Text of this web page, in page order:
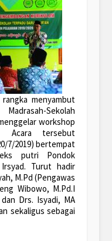
menyambut
Sekolah
workshop
Acara tersebut
7/2019) bertempat
putri Pondok
Turut hadir
M.Pd (Pengawas
Wibowo, M.Pd.I
Drs. Isyadi, MA
sekaligus sebagai